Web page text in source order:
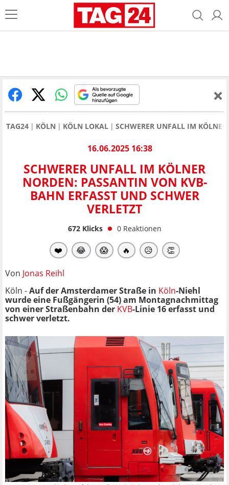
TAG24 KÖLN KÖLN LOKAL SCHWERER UNFALL IM
16.06.2025 16:38
SCHWERER UNFALL IM KÖLNER
NORDEN: PASSANTIN VON KVB-
BAHN ERFASST UND SCHWER
VERLETZT
672Klicks 0 Reaktionen
❤️ 😂 😱 🔥 😥 👏
Von Jonas Reihl
Köln -Auf der Amsterdamer Straße in Köln-Niehl
wurde eine Fußgängerin (54) am Montagnachmittag
von einer Straßenbahn der KVB-Linie 16 erfasst und
schwer verletzt.